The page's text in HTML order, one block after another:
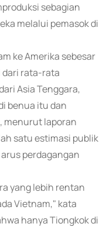
sebagian
melalui pemasok di
ke Amerika sebesar
dari rata-rata
Asia Tenggara,
benua itu dan
menurut laporan
satu estimasi publik
perdagangan
yang lebih rentan
Vietnam," kata
hanya Tiongkok di